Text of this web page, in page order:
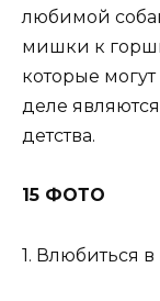
любимой
мишки к
которые
деле
детства.
15 ФОТО
1. Влюбиться